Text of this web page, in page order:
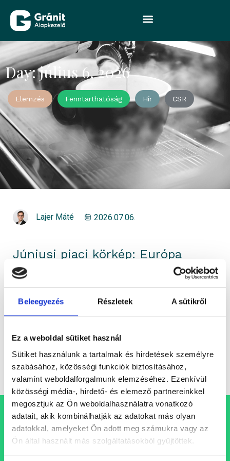
Beleegyezés Részletek A sütikről
Ez a weboldal sütiket használ
Sütiket használunk a tartalmak és hirdetések személyre
szabásához, közösségi funkciók biztosításához,
valamint weboldalforgalmunk elemzéséhez. Ezenkívül
közösségi média-, hirdető- és elemező partnereinkkel
megosztjuk az Ön weboldalhasználatra vonatkozó
adatait, akik kombinálhatják az adatokat más olyan
adatokkal, amelyeket Ön adott meg számukra vagy az
Ön által használt más szolgáltatásokból gyűjtöttek.
Day: július 6, 2026
Elemzés Fenntarthatóság Hír CSR
Lajer Máté 2026.07.06.
Júniusi piaci körkép: Európa
erősödött, Amerika és a
nyersanyagok gyengültek
Júniusban kettős kép rajzolódott ki a piacokon:
Európa és a hazai piacok emelkedtek, miközben az
Elemzés
Állásajánlataink
Folyamatosan bővülő csapatunkba keressük azokat a